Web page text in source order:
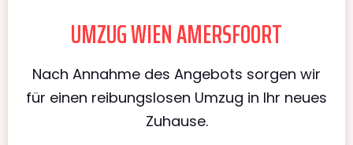
UMZUG WIEN AMERSFOORT
Nach Annahme des Angebots sorgen wir
für einen reibungslosen Umzug in Ihr neues
Zuhause.